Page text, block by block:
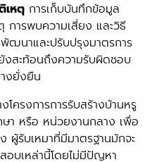
เหตุ การเก็บบันทึกข้อมูล
การพบความเสี่ยง และวิธี
ฒนาและปรับปรุงมาตรการ
งสะท้อนถึงความรับผิดชอบ
งยั่งยืน
งโครงการการรับสร้างบ้านหรู
า หรือ หน่วยงานกลาง เพื่อ
ผู้รับเหมาที่มีมาตรฐานมักจะ
อบเหล่านี้โดยไม่มีปัญหา